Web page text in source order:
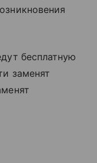
бесплатную
заменят